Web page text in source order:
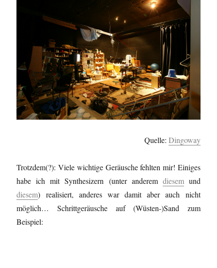
Quelle: Dingoway
Trotzdem(?): Viele wichtige Geräusche fehlten mir! Einiges
habe ich mit Synthesizern (unter anderem diesemund
diesem) realisiert, anderes war damit aber auch nicht
möglich… Schrittgeräusche auf (Wüsten-)Sand zum
Beispiel: